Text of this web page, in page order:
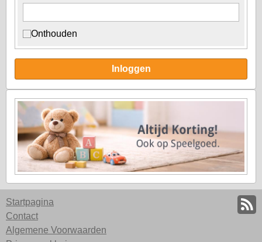
Onthouden
Inloggen
Startpagina
Contact
Algemene Voorwaarden